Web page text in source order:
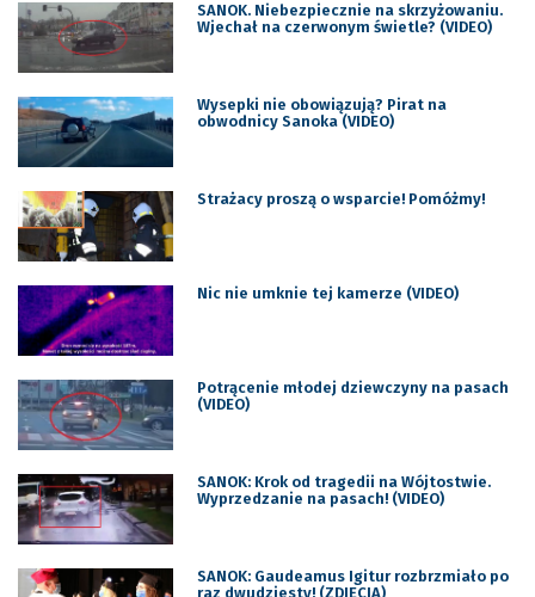
SANOK. Niebezpiecznie na skrzyżowaniu.
Wjechał na czerwonym świetle? (VIDEO)
Wysepki nie obowiązują? Pirat na
obwodnicy Sanoka (VIDEO)
Strażacy proszą o wsparcie! Pomóżmy!
Nic nie umknie tej kamerze (VIDEO)
Potrącenie młodej dziewczyny na pasach
(VIDEO)
SANOK: Krok od tragedii na Wójtostwie.
Wyprzedzanie na pasach! (VIDEO)
SANOK: Gaudeamus Igitur rozbrzmiało po
raz dwudziesty! (ZDJĘCIA)